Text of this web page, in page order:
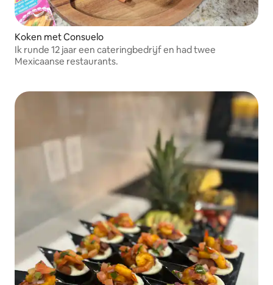
Koken met Consuelo
Ik runde 12 jaar een cateringbedrijf en had twee
Mexicaanse restaurants.